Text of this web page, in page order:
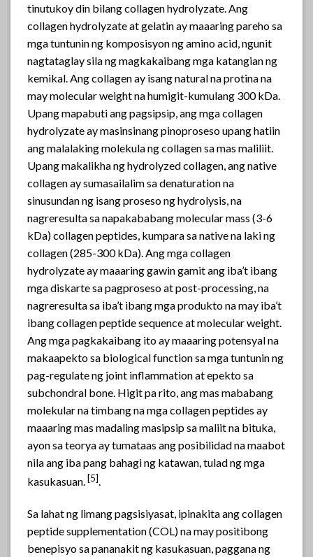
tinutukoy din bilang collagen hydrolyzate. Ang
collagen hydrolyzate at gelatin ay maaaring pareho sa
mga tuntunin ng komposisyon ng amino acid, ngunit
nagtataglay sila ng magkakaibang mga katangian ng
kemikal. Ang collagen ay isang natural na protina na
may molecular weight na humigit-kumulang 300 kDa.
Upang mapabuti ang pagsipsip, ang mga collagen
hydrolyzate ay masinsinang pinoproseso upang hatiin
ang malalaking molekula ng collagen sa mas maliliit.
Upang makalikha ng hydrolyzed collagen, ang native
collagen ay sumasailalim sa denaturation na
sinusundan ng isang proseso ng hydrolysis, na
nagreresulta sa napakababang molecular mass (3-6
kDa) collagen peptides, kumpara sa native na laki ng
collagen (285-300 kDa). Ang mga collagen
hydrolyzate ay maaaring gawin gamit ang iba’t ibang
mga diskarte sa pagproseso at post-processing, na
nagreresulta sa iba’t ibang mga produkto na may iba’t
ibang collagen peptide sequence at molecular weight.
Ang mga pagkakaibang ito ay maaaring potensyal na
makaapekto sa biological function sa mga tuntunin ng
pag-regulate ng joint inflammation at epekto sa
subchondral bone. Higit pa rito, ang mas mababang
molekular na timbang na mga collagen peptides ay
maaaring mas madaling masipsip sa maliit na bituka,
ayon sa teorya ay tumataas ang posibilidad na maabot
nila ang iba pang bahagi ng katawan, tulad ng mga
kasukasuan. [5].
Sa lahat ng limang pagsisiyasat, ipinakita ang collagen
peptide supplementation (COL) na may positibong
benepisyo sa pananakit ng kasukasuan, paggana ng